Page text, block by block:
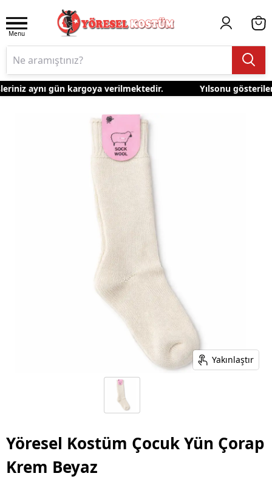
Menu
aynı gün kargoya verilmektedir. Yılsonu
Yakınlaştır
Yöresel Kostüm Çocuk Yün Çorap
Krem Beyaz